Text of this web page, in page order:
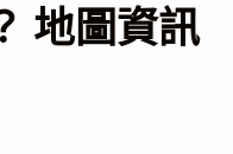
地圖資訊